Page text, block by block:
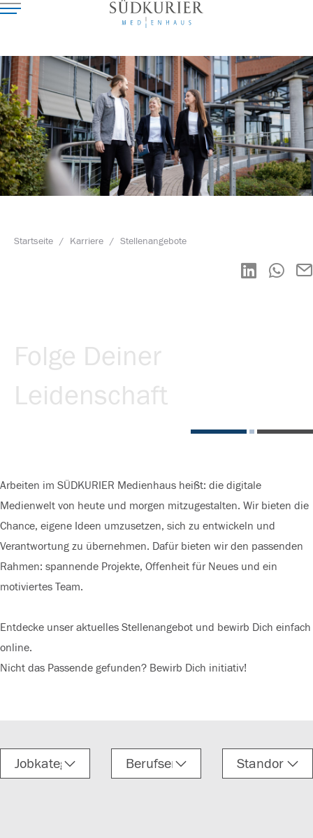
Startseite / Karriere / Stellenangebote
Folge Deiner
Leidenschaft
Arbeiten im SÜDKURIER Medienhaus heißt: die digitale
Medienwelt von heute und morgen mitzugestalten. Wir bieten die
Chance, eigene Ideen umzusetzen, sich zu entwickeln und
Verantwortung zu übernehmen. Dafür bieten wir den passenden
Rahmen: spannende Projekte, Offenheit für Neues und ein
motiviertes Team.
Entdecke unser aktuelles Stellenangebot und bewirb Dich einfach
online.
Nicht das Passende gefunden? Bewirb Dich initiativ!